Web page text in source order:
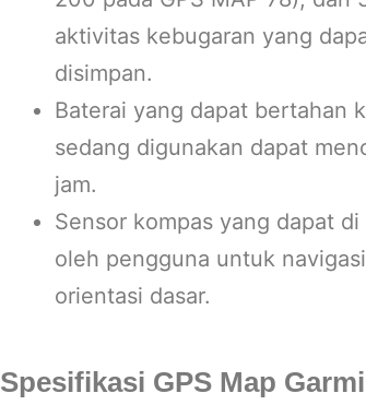
aktivitas kebugaran yang
disimpan.
Baterai yang dapat bertahan
sedang digunakan dapat
jam.
Sensor kompas yang dapat di
oleh pengguna untuk
orientasi dasar.
Spesifikasi GPS Map